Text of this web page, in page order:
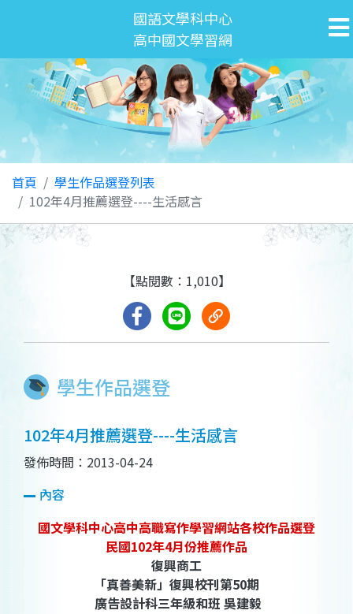
國語文學科中心
高中國文學習網
首頁
學生作品選登列表
102年4月推薦選登----生活感言
學生作品選登
【點閱數：1,010】
102年4月推薦選登----生活感言
發佈時間：2013-04-24
內容
國文學科中心高中高職寫作學習網站各校作品選登
民國102年4月份推薦作品
復興商工
「真善美新」復興校刊第50期
廣告設計科三年級和班 吳建毅